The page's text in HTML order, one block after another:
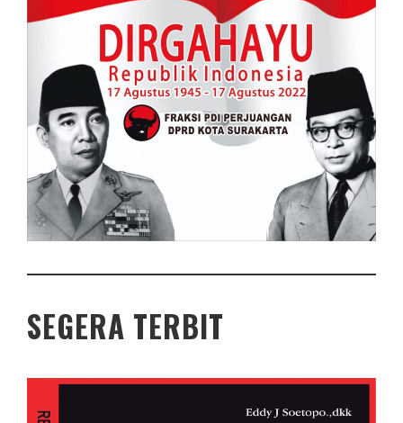
SEGERA TERBIT